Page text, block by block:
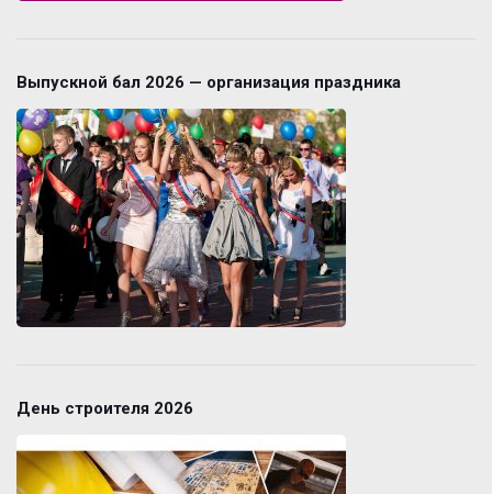
Выпускной бал 2026 — организация праздника
День строителя 2026